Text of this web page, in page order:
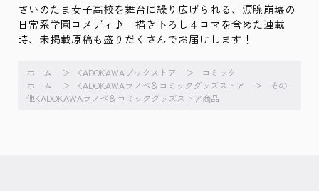
さいのたま女子高校を舞台に繰り広げられる、涙腺崩壊の
日常系学園コメディ♪ 描き下ろし４コマを含めた連載
時、未掲載原稿も盛りだくさんでお届けします！
ホーム KADOKAWAブックストア
コミック
ホーム
KADOKAWAラノベ＆コミックグッズストア
その
他KADOKAWAラノベ＆コミックグッズストア商品